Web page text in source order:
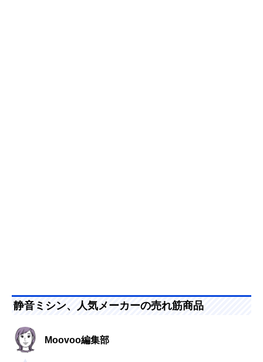
静音ミシン、人気メーカーの売れ筋商品
Moovoo編集部